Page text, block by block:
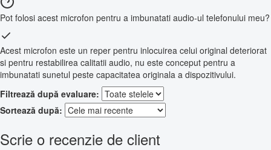
Pot folosi acest microfon pentru a imbunatati audio-ul telefonului meu?
Acest microfon este un reper pentru inlocuirea celui original deteriorat
si pentru restabilirea calitatii audio, nu este conceput pentru a
imbunatati sunetul peste capacitatea originala a dispozitivului.
Filtrează după evaluare:
Sortează după:
Scrie o recenzie de client